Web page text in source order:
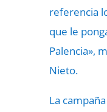
referencia
que le
Palencia»,
Nieto.
La